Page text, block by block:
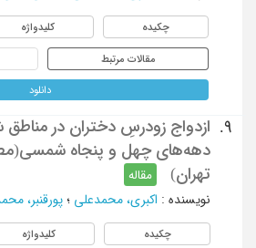
چکیده کلیدواژه
مقالات مرتبط
دانلود
9.
ازدواج زودرسِ دختران در
دهه‌های چهل و پنجاه
تهران)
مقاله
نویسنده : اکبری، محمدعلی ؛ پورقنبر،
چکیده کلیدواژه